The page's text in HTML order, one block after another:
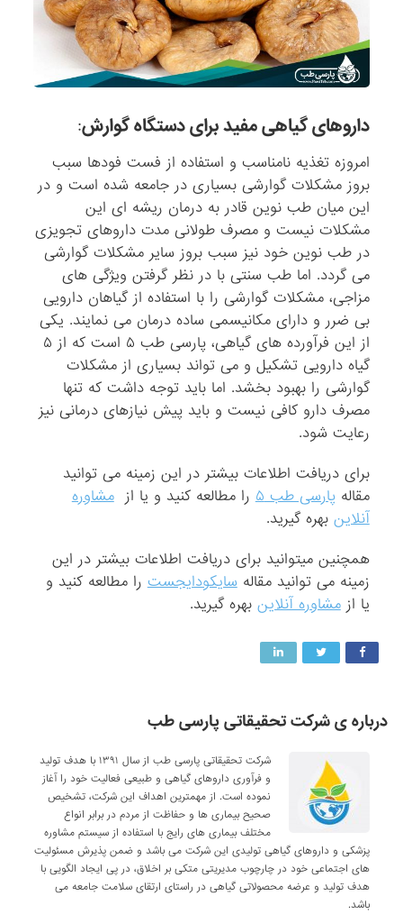
داروهای گیاهی مفید برای دستگاه گوارش:
امروزه تغذیه نامناسب و استفاده از فست فودها سبب
بروز مشکلات گوارشی بسیاری در جامعه شده است و در
این میان طب نوین قادر به درمان ریشه ای این
مشکلات نیست و مصرف طولانی مدت داروهای تجویزی
در طب نوین خود نیز سبب بروز سایر مشکلات گوارشی
می گردد. اما طب سنتی با در نظر گرفتن ویژگی های
مزاجی، مشکلات گوارشی را با استفاده از گیاهان دارویی
بی ضرر و دارای مکانیسمی ساده درمان می نمایند. یکی
از این فرآورده های گیاهی، پارسی طب ۵ است که از ۵
گیاه دارویی تشکیل و می تواند بسیاری از مشکلات
گوارشی را بهبود بخشد. اما باید توجه داشت که تنها
مصرف دارو کافی نیست و باید پیش نیازهای درمانی نیز
رعایت شود.
برای دریافت اطلاعات بیشتر در این زمینه می توانید
مقالهپارسی طب ۵ را مطالعه کنید و یا ازمشاوره
آنلاین بهره گیرید.
همچنین میتوانید برای دریافت اطلاعات بیشتر در این
زمینه می توانید مقالهسایکودایجسترا مطالعه کنید و
یا ازمشاوره آنلاین بهره گیرید.
درباره ی شرکت تحقیقاتی پارسی طب
شرکت تحقیقاتی پارسی طب از سال ۱۳۹۱ با هدف تولید
و فرآوری داروهای گیاهی و طبیعی فعالیت خود را آغاز
نموده است. از مهمترین اهداف این شرکت، تشخیص
صحیح بیماری ها و حفاظت از مردم در برابر انواع
مختلف بیماری های رایج با استفاده از سیستم مشاوره
پزشکی و داروهای گیاهی تولیدی این شرکت می باشد و ضمن پذیرش مسئولیت
های اجتماعی خود در چارچوب مدیریتی متکی بر اخلاق، در پی ایجاد الگویی با
هدف تولید و عرضه محصولاتی گیاهی در راستای ارتقای سلامت جامعه می
باشد.